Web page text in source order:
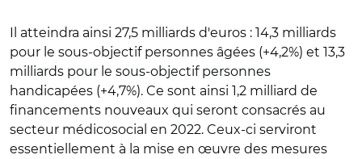
Il atteindra ainsi 27,5 milliards d'euros : 14,3 milliards
pour le sous-objectif personnes âgées (+4,2%) et 13,3
milliards pour le sous-objectif personnes
handicapées (+4,7%). Ce sont ainsi 1,2 milliard de
financements nouveaux qui seront consacrés au
secteur médicosocial en 2022. Ceux-ci serviront
essentiellement à la mise en œuvre des mesures